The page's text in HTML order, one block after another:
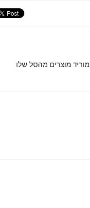
מוריד מוצרים מהסל שלו